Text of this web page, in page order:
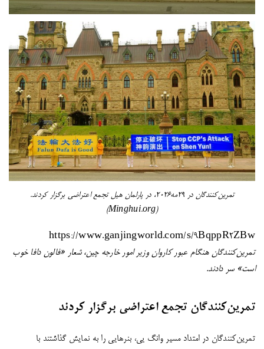
تمرین‌کنندگان در ۲۹مه۲۰۲۶، در پارلمان هیل تجمع اعتراضی برگزار کردند.
(Minghui.org)
https://www.ganjingworld.com/s/9BqppR2ZBw
تمرین‌کنندگان هنگام عبور کاروان وزیر امور خارجه چین، شعار «فالون دافا خوب
است» سر دادند.
تمرین‌کنندگان تجمع اعتراضی برگزار کردند
تمرین‌کنندگان در امتداد مسیر وانگ یی، بنرهایی را به نمایش گذاشتند با